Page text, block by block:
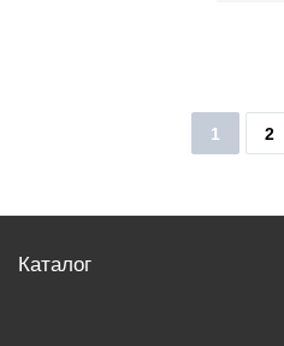
1 2
Каталог